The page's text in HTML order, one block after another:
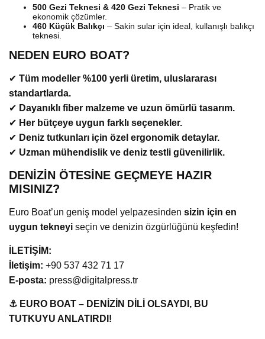
500 Gezi Teknesi & 420 Gezi Teknesi – Pratik ve
ekonomik çözümler.
460 Küçük Balıkçı – Sakin sular için ideal, kullanışlı balıkçı
teknesi.
NEDEN EURO BOAT?
✔ Tüm modeller %100 yerli üretim, uluslararası
standartlarda.
✔ Dayanıklı fiber malzeme ve uzun ömürlü tasarım.
✔ Her bütçeye uygun farklı seçenekler.
✔ Deniz tutkunları için özel ergonomik detaylar.
✔ Uzman mühendislik ve deniz testli güvenilirlik.
DENİZİN ÖTESİNE GEÇMEYE HAZIR
MISINIZ?
Euro Boat’un geniş model yelpazesinden sizin için en
uygun tekneyi seçin ve denizin özgürlüğünü keşfedin!
İLETİŞİM:
İletişim: +90 537 432 71 17
E-posta: press@digitalpress.tr
⚓ EURO BOAT – DENİZİN DİLİ OLSAYDI, BU
TUTKUYU ANLATIRDI!